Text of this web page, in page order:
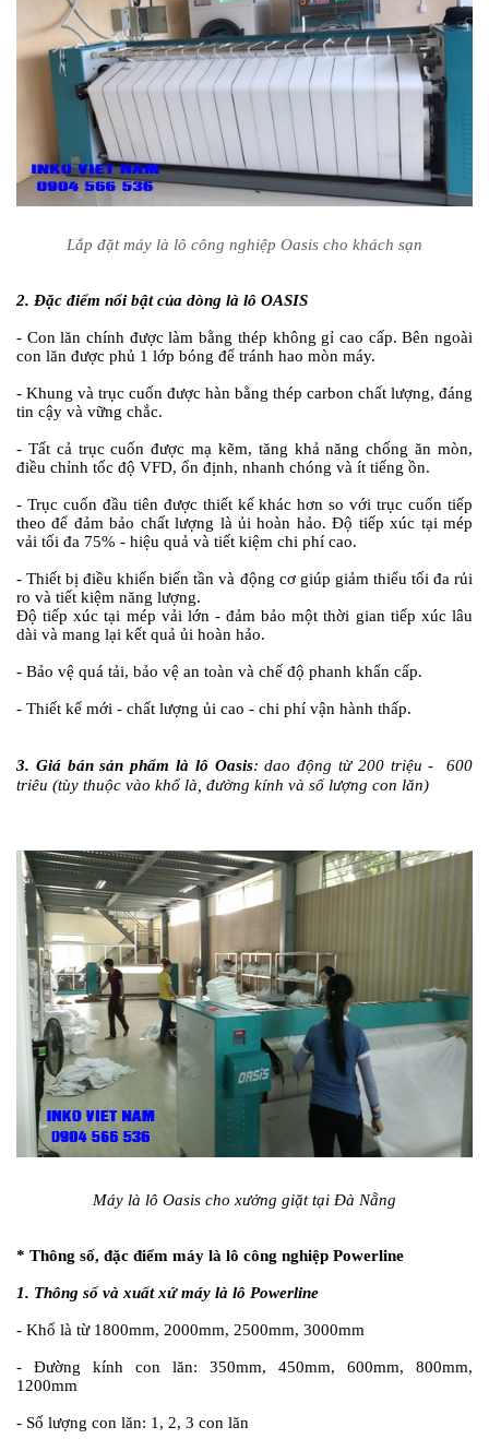
Lắp đặt máy là lô công nghiệp Oasis cho khách sạn
2. Đặc điểm nổi bật của dòng là lô OASIS
- Con lăn chính được làm bằng thép không gỉ cao cấp. Bên ngoài
con lăn được phủ 1 lớp bóng để tránh hao mòn máy.
- Khung và trục cuốn được hàn bằng thép carbon chất lượng, đáng
tin cậy và vững chắc.
- Tất cả trục cuốn được mạ kẽm, tăng khả năng chống ăn mòn,
điều chỉnh tốc độ VFD, ổn định, nhanh chóng và ít tiếng ồn.
- Trục cuốn đầu tiên được thiết kế khác hơn so với trục cuốn tiếp
theo để đảm bảo chất lượng là ủi hoàn hảo. Độ tiếp xúc tại mép
vải tối đa 75% - hiệu quả và tiết kiệm chi phí cao.
- Thiết bị điều khiển biến tần và động cơ giúp giảm thiểu tối đa rủi
ro và tiết kiệm năng lượng.
Độ tiếp xúc tại mép vải lớn - đảm bảo một thời gian tiếp xúc lâu
dài và mang lại kết quả ủi hoàn hảo.
- Bảo vệ quá tải, bảo vệ an toàn và chế độ phanh khẩn cấp.
- Thiết kế mới - chất lượng ủi cao - chi phí vận hành thấp.
3. Giá bán sản phẩm là lô Oasis: dao động từ 200 triệu - 600
triêu (tùy thuộc vào khổ là, đường kính và số lượng con lăn)
Máy là lô Oasis cho xưởng giặt tại Đà Nẵng
* Thông số, đặc điểm máy là lô công nghiệp Powerline
1. Thông số và xuất xứ máy là lô Powerline
- Khổ là từ 1800mm, 2000mm, 2500mm, 3000mm
- Đường kính con lăn: 350mm, 450mm, 600mm, 800mm,
1200mm
- Số lượng con lăn: 1, 2, 3 con lăn